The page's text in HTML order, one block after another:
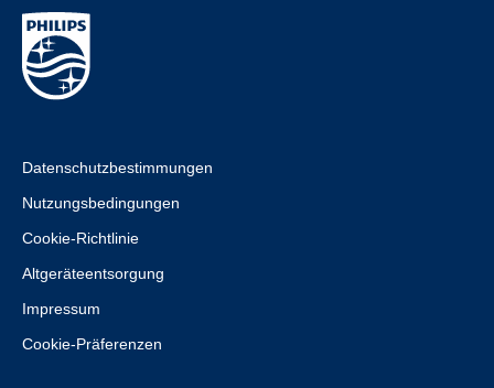
Datenschutzbestimmungen
Nutzungsbedingungen
Cookie-Richtlinie
Altgeräteentsorgung
Impressum
Cookie-Präferenzen